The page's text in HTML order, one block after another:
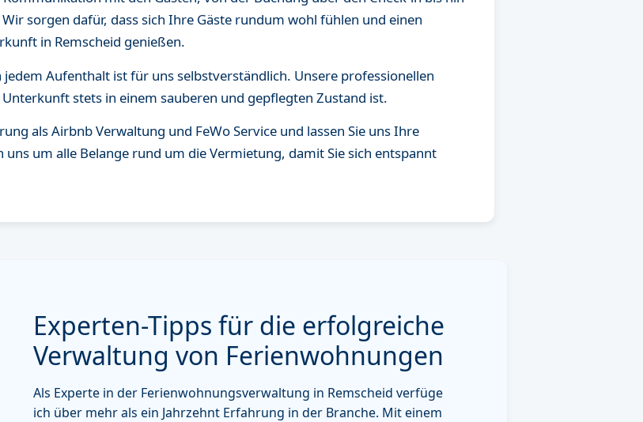
sorgen dafür, dass sich Ihre Gäste rundum wohl fühlen und einen
in Remscheid genießen.
Aufenthalt ist für uns selbstverständlich. Unsere professionellen
stets in einem sauberen und gepflegten Zustand ist.
als Airbnb Verwaltung und FeWo Service und lassen Sie uns Ihre
um alle Belange rund um die Vermietung, damit Sie sich entspannt
Experten-Tipps für die erfolgreiche
Verwaltung von Ferienwohnungen
Als Experte in der Ferienwohnungsverwaltung in Remscheid verfüge
ich über mehr als ein Jahrzehnt Erfahrung in der Branche. Mit einem